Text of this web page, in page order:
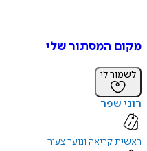
מקום המסתור שלי
לשמור לי
רוני שפר
ראשית קריאה ונוער צעיר